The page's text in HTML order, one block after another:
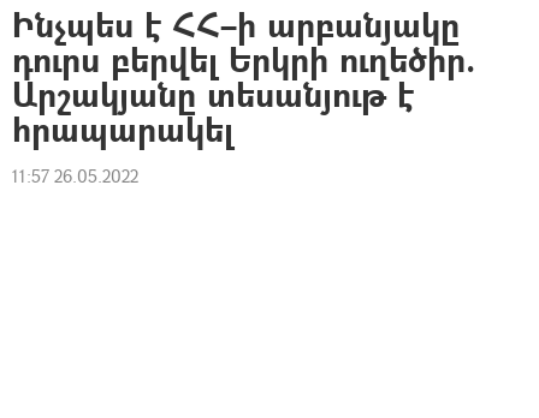
Ինչպես է ՀՀ–ի արբանյակը
դուրս բերվել Երկրի ուղեծիր.
Արշակյանը տեսանյութ է
հրապարակել
11:57 26.05.2022